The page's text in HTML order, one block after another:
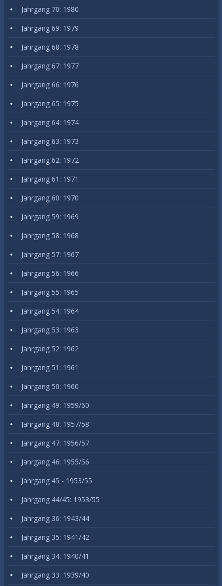
Jahrgang 70: 1980
Jahrgang 69: 1979
Jahrgang 68: 1978
Jahrgang 67: 1977
Jahrgang 66: 1976
Jahrgang 65: 1975
Jahrgang 64: 1974
Jahrgang 63: 1973
Jahrgang 62: 1972
Jahrgang 61: 1971
Jahrgang 60: 1970
Jahrgang 59: 1969
Jahrgang 58: 1968
Jahrgang 57: 1967
Jahrgang 56: 1966
Jahrgang 55: 1965
Jahrgang 54: 1964
Jahrgang 53: 1963
Jahrgang 52: 1962
Jahrgang 51: 1961
Jahrgang 50: 1960
Jahrgang 49: 1959/60
Jahrgang 48: 1957/58
Jahrgang 47: 1956/57
Jahrgang 46: 1955/56
Jahrgang 45 - 1953/55
Jahrgang 44/45: 1953/55
Jahrgang 36: 1943/44
Jahrgang 35: 1941/42
Jahrgang 34: 1940/41
Jahrgang 33: 1939/40